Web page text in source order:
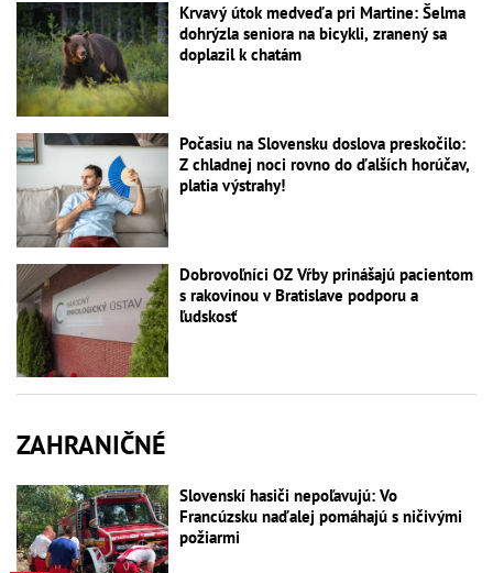
Krvavý útok medveďa pri Martine: Šelma
dohrýzla seniora na bicykli, zranený sa
doplazil k chatám
Počasiu na Slovensku doslova preskočilo:
Z chladnej noci rovno do ďalších horúčav,
platia výstrahy!
Dobrovoľníci OZ Vŕby prinášajú pacientom
s rakovinou v Bratislave podporu a
ľudskosť
ZAHRANIČNÉ
Slovenskí hasiči nepoľavujú: Vo
Francúzsku naďalej pomáhajú s ničivými
požiarmi